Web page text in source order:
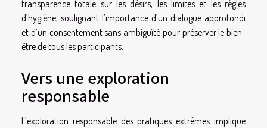
transparence totale sur les désirs, les limites et les règles
d’hygiène, soulignant l’importance d’un dialogue approfondi
et d’un consentement sans ambiguïté pour préserver le bien-
être de tous les participants.
Vers une exploration
responsable
L’exploration responsable des pratiques extrêmes implique